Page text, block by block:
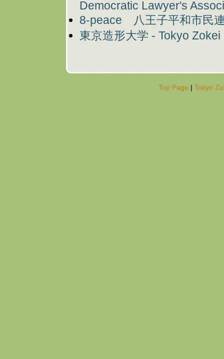
Democratic Lawyer's
8-peace 八王子平和市民
東京造形大学 - Tokyo
Top Page | Tokyo